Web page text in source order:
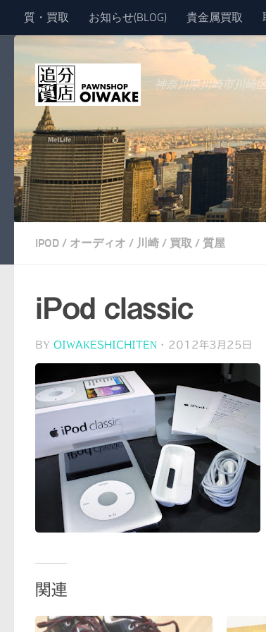
コンテンツへスキップ
質・買取 お知らせ(BLOG) 貴金属買取
神奈川県川崎市川崎
IPOD / オーディオ / 川崎 / 買取 / 質屋
iPod classic
BY OIWAKESHICHITEN · 2012年3月25日
関連